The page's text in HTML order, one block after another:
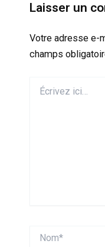
Laisser un
Votre adresse e-
champs
ici…